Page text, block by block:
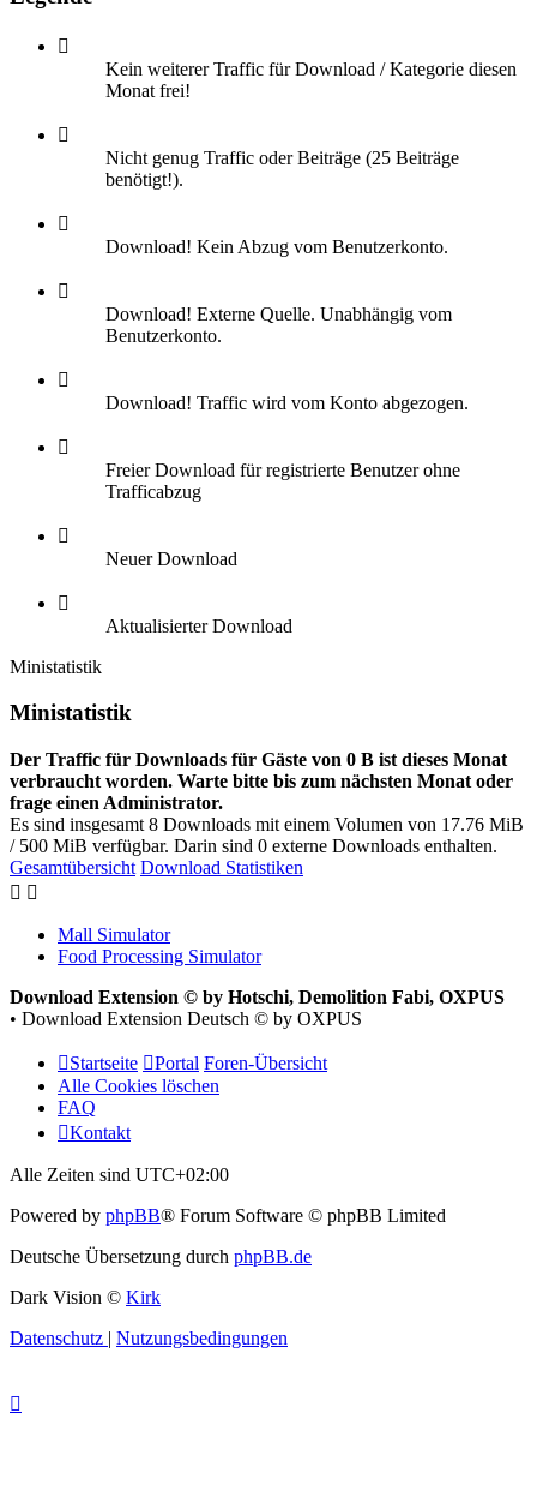
Kein weiterer Traffic für Download / Kategorie diesen
Monat frei!
Nicht genug Traffic oder Beiträge (25 Beiträge
benötigt!).
Download! Kein Abzug vom Benutzerkonto.
Download! Externe Quelle. Unabhängig vom
Benutzerkonto.
Download! Traffic wird vom Konto abgezogen.
Freier Download für registrierte Benutzer ohne
Trafficabzug
Neuer Download
Aktualisierter Download
Ministatistik
Ministatistik
Der Traffic für Downloads für Gäste von 0 B ist dieses Monat
verbraucht worden. Warte bitte bis zum nächsten Monat oder
frage einen Administrator.
Es sind insgesamt 8 Downloads mit einem Volumen von 17.76 MiB
/ 500 MiB verfügbar. Darin sind 0 externe Downloads enthalten.
Gesamtübersicht Download Statistiken
Mall Simulator
Food Processing Simulator
Download Extension © by Hotschi, Demolition Fabi, OXPUS
• Download Extension Deutsch © by OXPUS
Startseite Portal Foren-Übersicht
Alle Cookies löschen
FAQ
Kontakt
Alle Zeiten sind UTC+02:00
Powered by phpBB® Forum Software © phpBB Limited
Deutsche Übersetzung durch phpBB.de
Dark Vision © Kirk
Datenschutz | Nutzungsbedingungen